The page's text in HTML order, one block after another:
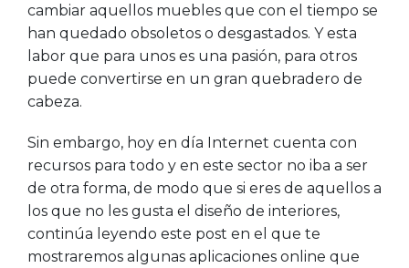
cambiar aquellos muebles que con el tiempo se
han quedado obsoletos o desgastados. Y esta
labor que para unos es una pasión, para otros
puede convertirse en un gran quebradero de
cabeza.
Sin embargo, hoy en día Internet cuenta con
recursos para todo y en este sector no iba a ser
de otra forma, de modo que si eres de aquellos a
los que no les gusta el diseño de interiores,
continúa leyendo este post en el que te
mostraremos algunas aplicaciones online que